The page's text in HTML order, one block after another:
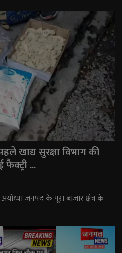
खाद्य सुरक्षा विभाग की
फैक्ट्री ...
जनपद के पूरा बाजार क्षेत्र के